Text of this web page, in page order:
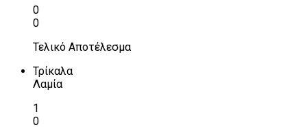
0
0
Τελικό Αποτέλεσμα
Τρίκαλα
Λαμία
1
0